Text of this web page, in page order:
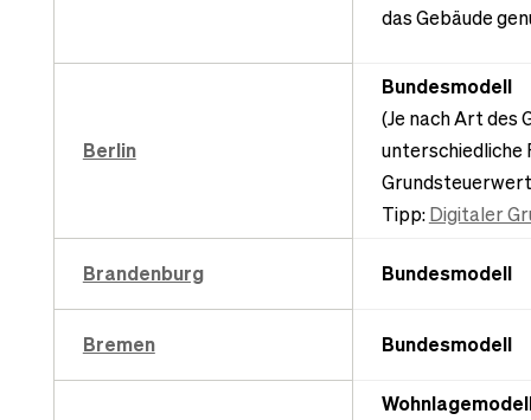
das Gebäude
Berlin
Bundesmodell
(Je nach Art des
unterschiedliche
Tipp:Digitaler
Brandenburg Bundesmodell
Bremen Bundesmodell